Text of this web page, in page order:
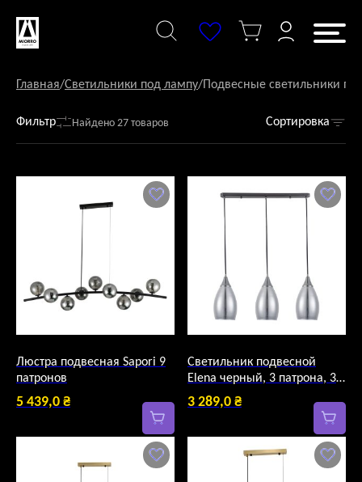
содержанию
Главная/Светильники под лампу/ Подвесные светильники
Фильтр Найдено 27 товаров Сортировка
Люстра подвесная Sapori 9
патронов
5 439,0 ₴
Светильник подвесной
Elena черный, 3 патрона, 3
патрона
3 289,0 ₴